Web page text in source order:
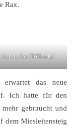
Rax.
durch das Höllental
das neue
Ich hatte für den
gebraucht und
dem Miesleitensteig